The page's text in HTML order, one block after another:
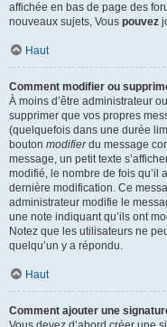
affichée en bas de page des
nouveaux sujets, Vous pouvez
Haut
Comment modifier ou
À moins d’être administrateur
supprimer que vos propres
(quelquefois dans une durée
bouton modifierdu message
message, un petit texte
modifié, le nombre de fois qu’il
dernière modification. Ce
administrateur modifie le
une note indiquant qu’ils ont
Notez que les utilisateurs ne
quelqu’un y a répondu.
Haut
Comment ajouter une